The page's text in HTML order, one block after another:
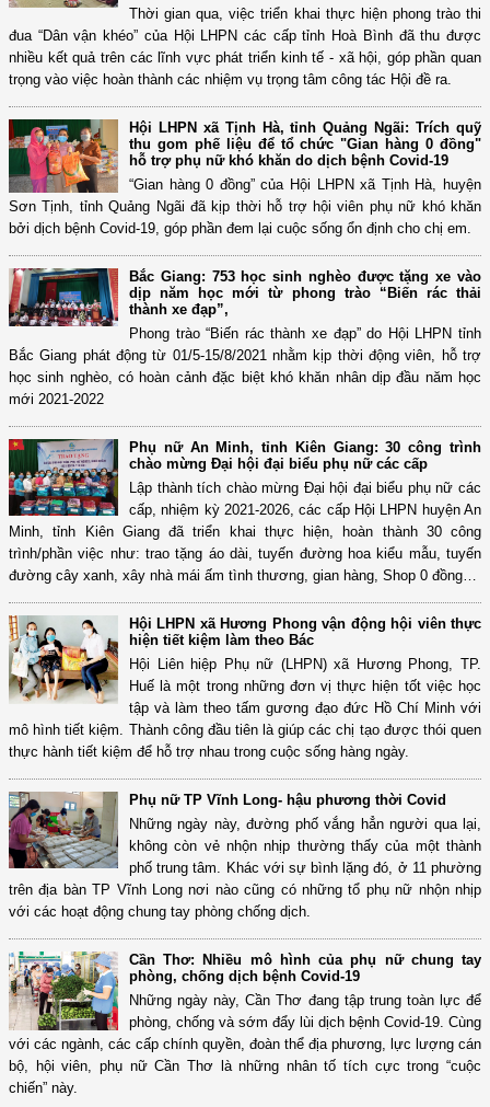
Thời gian qua, việc triển khai thực hiện phong trào thi
đua “Dân vận khéo” của Hội LHPN các cấp tỉnh Hoà Bình đã thu được
nhiều kết quả trên các lĩnh vực phát triển kinh tế - xã hội, góp phần quan
trọng vào việc hoàn thành các nhiệm vụ trọng tâm công tác Hội đề ra.
Hội LHPN xã Tịnh Hà, tỉnh Quảng Ngãi: Trích quỹ
thu gom phế liệu để tổ chức "Gian hàng 0 đồng"
hỗ trợ phụ nữ khó khăn do dịch bệnh Covid-19
“Gian hàng 0 đồng” của Hội LHPN xã Tịnh Hà, huyện
Sơn Tịnh, tỉnh Quảng Ngãi đã kịp thời hỗ trợ hội viên phụ nữ khó khăn
bởi dịch bệnh Covid-19, góp phần đem lại cuộc sống ổn định cho chị em.
Bắc Giang: 753 học sinh nghèo được tặng xe vào
dịp năm học mới từ phong trào “Biến rác thải
thành xe đạp”,
Phong trào “Biến rác thành xe đạp” do Hội LHPN tỉnh
Bắc Giang phát động từ 01/5-15/8/2021 nhằm kịp thời động viên, hỗ trợ
học sinh nghèo, có hoàn cảnh đặc biệt khó khăn nhân dịp đầu năm học
mới 2021-2022
Phụ nữ An Minh, tỉnh Kiên Giang: 30 công trình
chào mừng Đại hội đại biểu phụ nữ các cấp
Lập thành tích chào mừng Đại hội đại biểu phụ nữ các
cấp, nhiệm kỳ 2021-2026, các cấp Hội LHPN huyện An
Minh, tỉnh Kiên Giang đã triển khai thực hiện, hoàn thành 30 công
trình/phần việc như: trao tặng áo dài, tuyến đường hoa kiểu mẫu, tuyến
đường cây xanh, xây nhà mái ấm tình thương, gian hàng, Shop 0 đồng…
Hội LHPN xã Hương Phong vận động hội viên thực
hiện tiết kiệm làm theo Bác
Hội Liên hiệp Phụ nữ (LHPN) xã Hương Phong, TP.
Huế là một trong những đơn vị thực hiện tốt việc học
tập và làm theo tấm gương đạo đức Hồ Chí Minh với
mô hình tiết kiệm. Thành công đầu tiên là giúp các chị tạo được thói quen
thực hành tiết kiệm để hỗ trợ nhau trong cuộc sống hàng ngày.
Phụ nữ TP Vĩnh Long- hậu phương thời Covid
Những ngày này, đường phố vắng hẳn người qua lại,
không còn vẻ nhộn nhịp thường thấy của một thành
phố trung tâm. Khác với sự bình lặng đó, ở 11 phường
trên địa bàn TP Vĩnh Long nơi nào cũng có những tổ phụ nữ nhộn nhịp
với các hoạt động chung tay phòng chống dịch.
Cần Thơ: Nhiều mô hình của phụ nữ chung tay
phòng, chống dịch bệnh Covid-19
Những ngày này, Cần Thơ đang tập trung toàn lực để
phòng, chống và sớm đẩy lùi dịch bệnh Covid-19. Cùng
với các ngành, các cấp chính quyền, đoàn thể địa phương, lực lượng cán
bộ, hội viên, phụ nữ Cần Thơ là những nhân tố tích cực trong “cuộc
chiến” này.